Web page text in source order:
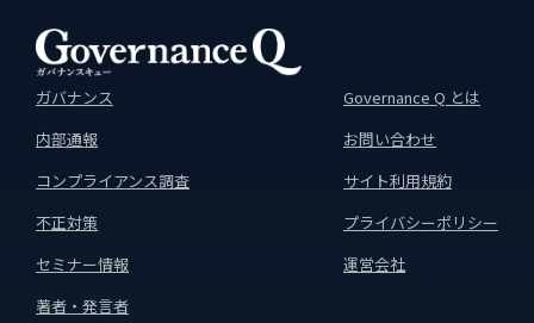
ガバナンス
内部通報
コンプライアンス調査
不正対策
セミナー情報
著者・発言者
Governance Q とは
お問い合わせ
サイト利用規約
プライバシーポリシー
運営会社